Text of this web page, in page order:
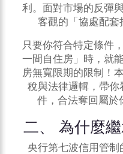
利。面對市場的反彈
客觀的「協處配套
只要你符合特定條件
一間自住房」時，就
房無寬限期的限制！
稅與法律邏輯，帶你
件，合法奪回屬於
二、 為什麼
央行第七波信用管制